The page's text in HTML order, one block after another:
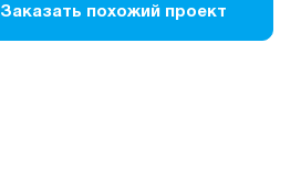
Заказать похожий проект